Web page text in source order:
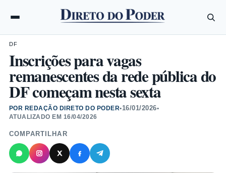
DF
Inscrições para vagas
remanescentes da rede pública do
DF começam nesta sexta
POR REDAÇÃO DIRETO DO PODER•16/01/2026•
ATUALIZADO EM 16/04/2026
COMPARTILHAR